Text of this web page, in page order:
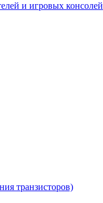
и игровых консолей
транзисторов)